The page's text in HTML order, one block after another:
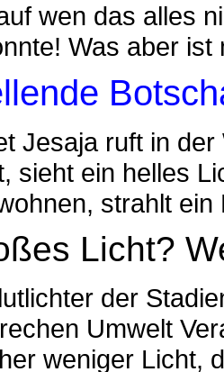
wen das alles
Was aber
Jesaja ruft in
sieht ein helles
strahlt ein
Licht?
der
Umwelt
weniger Licht,